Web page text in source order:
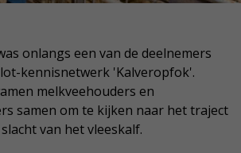
onlangs een van de deelnemers
kennisnetwerk 'Kalveropfok'.
melkveehouders en
samen om te kijken naar het traject
van het vleeskalf.